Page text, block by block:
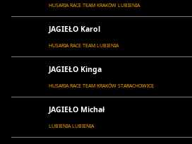
HUSARIA RACE TEAM KRAKÓW LUBIENIA
JAGIEŁO Karol
HUSARIA RACE TEAM LUBIENIA
JAGIEŁO Kinga
HUSARIA RACE TEAM KRAKÓW STARACHOWICE
JAGIEŁO Michał
LUBIENIA LUBIENIA